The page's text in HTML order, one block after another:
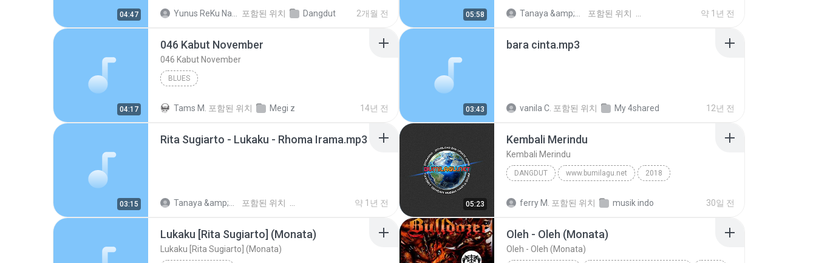
04:47 포함된 위치 Dangdut 2개월 전 05:58 포함된 위치 약 1년 전
04:17
046 Kabut November
046 Kabut November
BLUES
Tams M. 포함된 위치 Megi z 14년 전 03:43
bara cinta.mp3
vanila C. 포함된 위치 My 4shared 12년 전
03:15
Rita Sugiarto - Lukaku - Rhoma Irama.mp3
포함된 위치 약 1년 전 05:23
Kembali Merindu
Kembali Merindu
DANGDUT www.bumilagu.net 2018
ferry M. 포함된 위치 musik indo 30일 전
Lukaku [Rita Sugiarto] (Monata)
Lukaku [Rita Sugiarto] (Monata)
Oleh - Oleh (Monata)
Oleh - Oleh (Monata)